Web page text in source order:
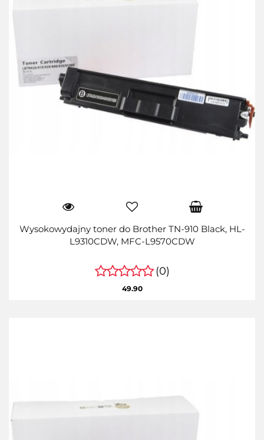
Wysokowydajny toner do Brother TN-910 Black, HL-
L9310CDW, MFC-L9570CDW
(0)
49.90